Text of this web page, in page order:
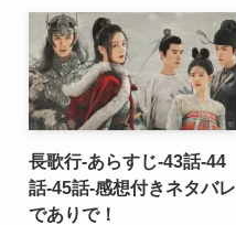
長歌行-あらすじ-43話-44
話-45話-感想付きネタバレ
でありで！